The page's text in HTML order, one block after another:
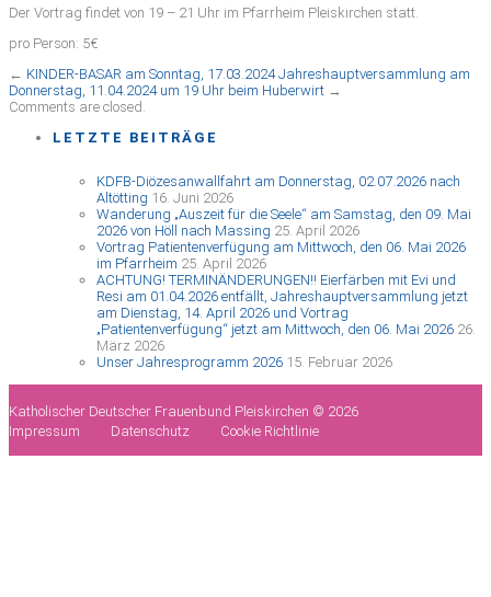
Der Vortrag findet von 19 – 21 Uhr im Pfarrheim Pleiskirchen statt.
pro Person: 5€
← KINDER-BASAR am Sonntag, 17.03.2024 Jahreshauptversammlung am
Donnerstag, 11.04.2024 um 19 Uhr beim Huberwirt →
Comments are closed.
LETZTE BEITRÄGE
KDFB-Diözesanwallfahrt am Donnerstag, 02.07.2026 nach
Altötting 16. Juni 2026
Wanderung „Auszeit für die Seele“ am Samstag, den 09. Mai
2026 von Höll nach Massing 25. April 2026
Vortrag Patientenverfügung am Mittwoch, den 06. Mai 2026
im Pfarrheim 25. April 2026
ACHTUNG! TERMINÄNDERUNGEN!! Eierfärben mit Evi und
Resi am 01.04.2026 entfällt, Jahreshauptversammlung jetzt
am Dienstag, 14. April 2026 und Vortrag
„Patientenverfügung“ jetzt am Mittwoch, den 06. Mai 2026 26.
März 2026
Unser Jahresprogramm 2026 15. Februar 2026
Katholischer Deutscher Frauenbund Pleiskirchen © 2026
Impressum
Datenschutz Cookie Richtlinie